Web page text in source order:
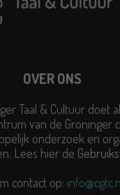
OVER ONS
Taal & Cultuur doet
van de Groninger
onderzoek en
Lees hier de
contact op: